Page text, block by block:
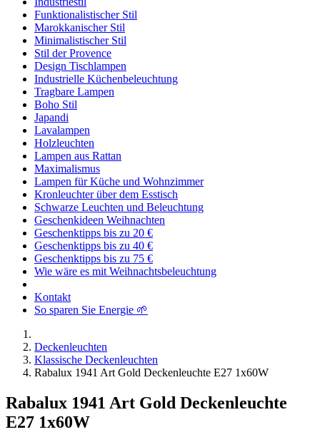
Funktionalistischer Stil
Marokkanischer Stil
Minimalistischer Stil
Stil der Provence
Design Tischlampen
Industrielle Küchenbeleuchtung
Tragbare Lampen
Boho Stil
Japandi
Lavalampen
Holzleuchten
Lampen aus Rattan
Maximalismus
Lampen für Küche und Wohnzimmer
Kronleuchter über dem Esstisch
Schwarze Leuchten und Beleuchtung
Geschenkideen Weihnachten
Geschenktipps bis zu 20 €
Geschenktipps bis zu 40 €
Geschenktipps bis zu 75 €
Wie wäre es mit Weihnachtsbeleuchtung
Kontakt
So sparen Sie Energie 🌱
Deckenleuchten
Klassische Deckenleuchten
Rabalux 1941 Art Gold Deckenleuchte E27 1x60W
Rabalux 1941 Art Gold Deckenleuchte
E27 1x60W